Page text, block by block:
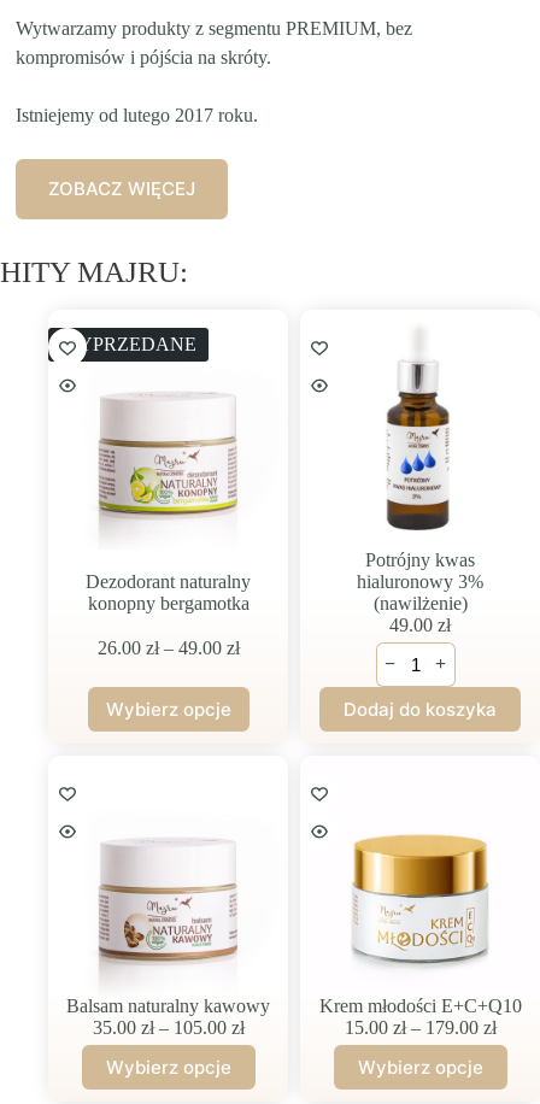
Wytwarzamy produkty z segmentu PREMIUM, bez
kompromisów i pójścia na skróty.
Istniejemy od lutego 2017 roku.
ZOBACZ WIĘCEJ
HITY MAJRU:
WYPRZEDANE
Dezodorant naturalny
konopny bergamotka
26.00 zł – 49.00 złZakres
od
do
Wybierz opcje
Ten
można
na
stronie
produktu
Potrójny kwas
hialuronowy 3%
(nawilżenie)
49.00 zł
ilość
Potrójny
kwas
hialuronowy
3%
− +
Dodaj do koszyka
Balsam naturalny kawowy
35.00 zł – 105.00 złZakres
cen:
35.00 zł
Wybierz opcje
Ten
Krem młodości E+C+Q10
15.00 zł – 179.00 zł
cen:
15.00
Wybierz opcje
Ten